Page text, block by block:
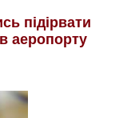
підірвати
аеропорту